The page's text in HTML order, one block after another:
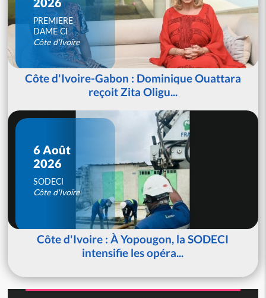
PREMIERE
DAME CI
Côte d'Ivoire
Côte d'Ivoire-Gabon : Dominique Ouattara
reçoit Zita Oligu...
6 Août
2026
SODECI
Côte d'Ivoire
Côte d'Ivoire : À Yopougon, la SODECI
intensifie les opéra...